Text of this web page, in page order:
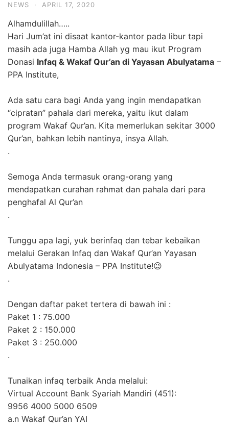
NEWS · APRIL 17, 2020
Alhamdulillah…..
Hari Jum’at ini disaat kantor-kantor pada libur tapi
masih ada juga Hamba Allah yg mau ikut Program
Donasi Infaq & Wakaf Qur’an di Yayasan Abulyatama –
PPA Institute,
Ada satu cara bagi Anda yang ingin mendapatkan
“cipratan” pahala dari mereka, yaitu ikut dalam
program Wakaf Qur’an. Kita memerlukan sekitar 3000
Qur’an, bahkan lebih nantinya, insya Allah.
.
Semoga Anda termasuk orang-orang yang
mendapatkan curahan rahmat dan pahala dari para
penghafal Al Qur’an
.
Tunggu apa lagi, yuk berinfaq dan tebar kebaikan
melalui Gerakan Infaq dan Wakaf Qur’an Yayasan
Abulyatama Indonesia – PPA Institute!😉
.
Dengan daftar paket tertera di bawah ini :
Paket 1 : 75.000
Paket 2 : 150.000
Paket 3 : 250.000
.
Tunaikan infaq terbaik Anda melalui:
Virtual Account Bank Syariah Mandiri (451):
9956 4000 5000 6509
a.n Wakaf Qur’an YAI